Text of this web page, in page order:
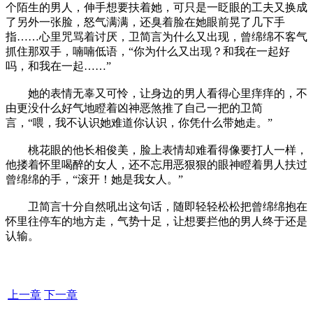
个陌生的男人，伸手想要扶着她，可只是一眨眼的工夫又换成
了另外一张脸，怒气满满，还臭着脸在她眼前晃了几下手
指……心里咒骂着讨厌，卫简言为什么又出现，曾绵绵不客气
抓住那双手，喃喃低语，“你为什么又出现？和我在一起好
吗，和我在一起……”
她的表情无辜又可怜，让身边的男人看得心里痒痒的，不
由更没什么好气地瞪着凶神恶煞推了自己一把的卫简
言，“喂，我不认识她难道你认识，你凭什么带她走。”
桃花眼的他长相俊美，脸上表情却难看得像要打人一样，
他搂着怀里喝醉的女人，还不忘用恶狠狠的眼神瞪着男人扶过
曾绵绵的手，“滚开！她是我女人。”
卫简言十分自然吼出这句话，随即轻轻松松把曾绵绵抱在
怀里往停车的地方走，气势十足，让想要拦他的男人终于还是
认输。
上一章 下一章